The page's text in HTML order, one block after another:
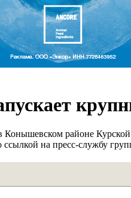
Конышевском районе
ссылкой на пресс-службу